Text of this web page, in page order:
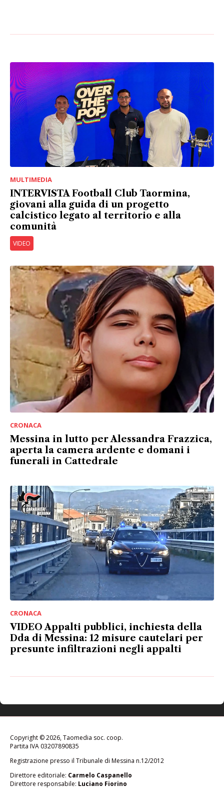
MULTIMEDIA
INTERVISTA Football Club Taormina,
giovani alla guida di un progetto
calcistico legato al territorio e alla
comunità
VIDEO
CRONACA
Messina in lutto per Alessandra Frazzica,
aperta la camera ardente e domani i
funerali in Cattedrale
CRONACA
VIDEO Appalti pubblici, inchiesta della
Dda di Messina: 12 misure cautelari per
presunte infiltrazioni negli appalti
Copyright © 2026, Taomedia soc. coop.
Partita IVA 03207890835
Registrazione presso il Tribunale di Messina n.12/2012
Direttore editoriale: Carmelo Caspanello
Direttore responsabile: Luciano Fiorino